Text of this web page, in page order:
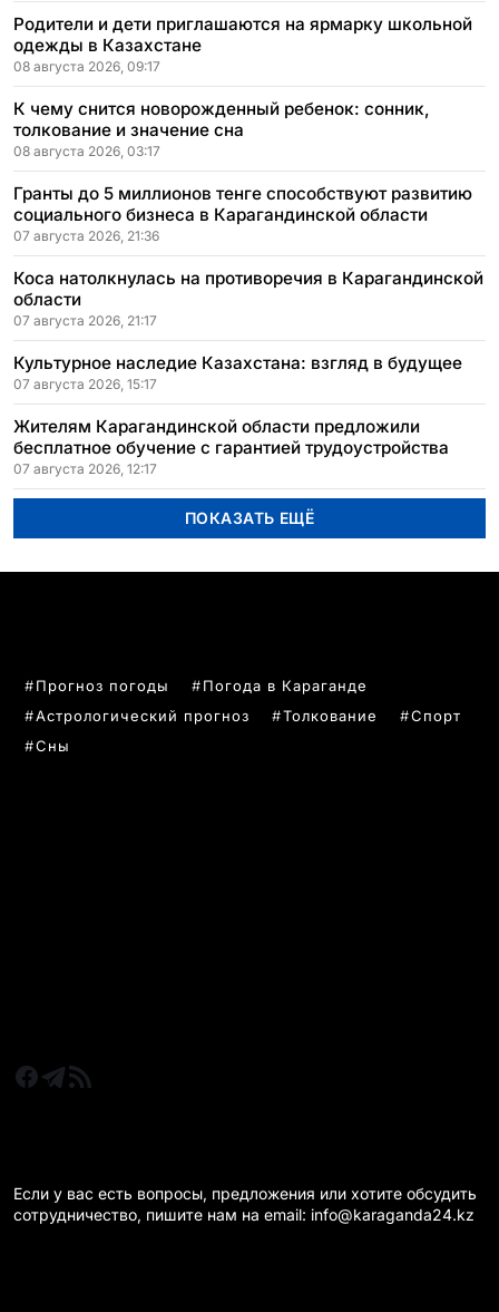
Родители и дети приглашаются на ярмарку школьной
одежды в Казахстане
08 августа 2026, 09:17
К чему снится новорожденный ребенок: сонник,
толкование и значение сна
08 августа 2026, 03:17
Гранты до 5 миллионов тенге способствуют развитию
социального бизнеса в Карагандинской области
07 августа 2026, 21:36
Коса натолкнулась на противоречия в Карагандинской
области
07 августа 2026, 21:17
Культурное наследие Казахстана: взгляд в будущее
07 августа 2026, 15:17
Жителям Карагандинской области предложили
бесплатное обучение с гарантией трудоустройства
07 августа 2026, 12:17
ПОКАЗАТЬ ЕЩЁ
Прогноз погоды
Погода в Караганде
Астрологический прогноз
Толкование
Спорт
Сны
Если у вас есть вопросы, предложения или хотите обсудить
сотрудничество, пишите нам на email: info@karaganda24.kz